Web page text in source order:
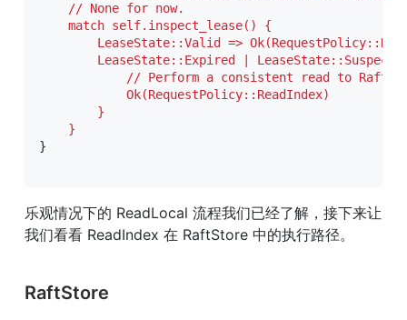
    // None for now.
    match self.inspect_lease() {
LeaseState::Valid =>
LeaseState::Expired | LeaseState::Suspect
// Perform a consistent read to Raft
            Ok(RequestPolicy::ReadIndex)
        }
    }
}
乐观情况下的 ReadLocal 流程我们已经了解，接下来让
我们看看 ReadIndex 在 RaftStore 中的执行路径。
RaftStore